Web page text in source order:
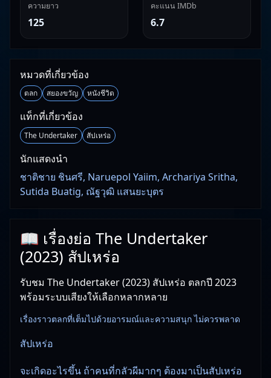
ความยาว
125
คะแนน IMDb
6.7
หมวดที่เกี่ยวข้อง
ตลก สยองขวัญ หนังชีวิต
แท็กที่เกี่ยวข้อง
The Undertaker สัปเหร่อ
นักแสดงนำ
ชาติชาย ชินศรี, Naruepol Yaiim, Archariya Sritha,
Sutida Buatig, ณัฐวุฒิ แสนยะบุตร
📖 เรื่องย่อ The Undertaker
(2023) สัปเหร่อ
รับชม The Undertaker (2023) สัปเหร่อ ตลกปี 2023
พร้อมระบบเสียงให้เลือกหลากหลาย
เรื่องราวตลกที่เต็มไปด้วยอารมณ์และความสนุก ไม่ควรพลาด
สัปเหร่อ
จะเกิดอะไรขึ้น ถ้าคนที่กลัวผีมากๆ ต้องมาเป็นสัปเหร่อ